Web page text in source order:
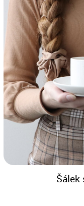
Šálek